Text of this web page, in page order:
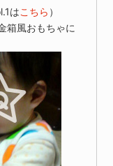
はこちら ）
箱風おもちゃに